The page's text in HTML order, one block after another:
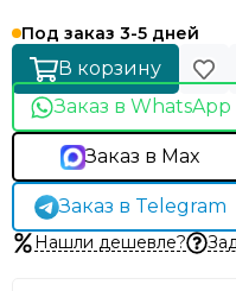
Под заказ 3-5 дней
В корзину
Заказ в WhatsApp
Заказ в Max
Заказ в Telegram
Нашли дешевле?